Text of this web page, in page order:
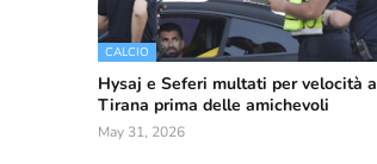
CALCIO
Hysaj e Seferi multati per velocità a
Tirana prima delle amichevoli
May 31, 2026